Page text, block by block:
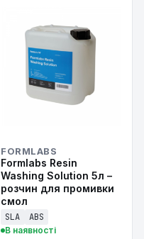
FORMLABS
Formlabs Resin
Washing Solution 5л –
розчин для промивки
смол
SLA ABS
В наявності